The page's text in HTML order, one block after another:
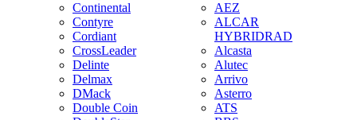
Continental
Contyre
Cordiant
CrossLeader
Delinte
Delmax
DMack
Double Coin
AEZ
ALCAR
HYBRIDRAD
Alcasta
Alutec
Arrivo
Asterro
ATS